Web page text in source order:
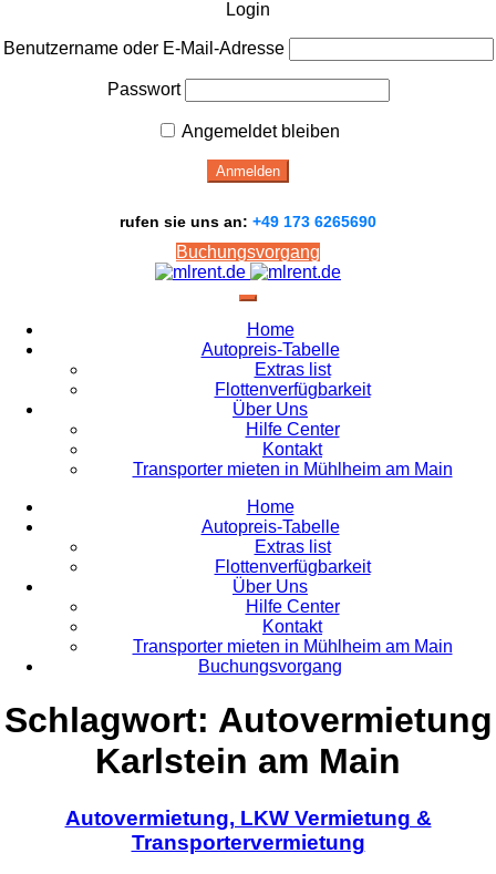
Login
Benutzername oder E-Mail-Adresse
Passwort
Angemeldet bleiben
rufen sie uns an: +49 173 6265690
Buchungsvorgang
Home
Autopreis-Tabelle
Extras list
Flottenverfügbarkeit
Über Uns
Hilfe Center
Kontakt
Transporter mieten in Mühlheim am Main
Home
Autopreis-Tabelle
Extras list
Flottenverfügbarkeit
Über Uns
Hilfe Center
Kontakt
Transporter mieten in Mühlheim am Main
Buchungsvorgang
Schlagwort: Autovermietung
Karlstein am Main
Autovermietung, LKW Vermietung &
Transportervermietung